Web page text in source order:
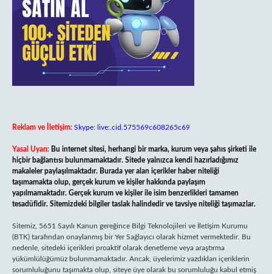
Reklam ve İletişim: Skype: live:.cid.575569c608265c69
Yasal Uyarı: Bu internet sitesi, herhangi bir marka, kurum veya şahıs şirketi ile
hiçbir bağlantısı bulunmamaktadır. Sitede yalnızca kendi hazırladığımız
makaleler paylaşılmaktadır. Burada yer alan içerikler haber niteliği
taşımamakta olup, gerçek kurum ve kişiler hakkında paylaşım
yapılmamaktadır. Gerçek kurum ve kişiler ile isim benzerlikleri tamamen
tesadüfidir. Sitemizdeki bilgiler taslak halindedir ve tavsiye niteliği taşımazlar.
Sitemiz, 5651 Sayılı Kanun gereğince Bilgi Teknolojileri ve İletişim Kurumu
(BTK) tarafından onaylanmış bir Yer Sağlayıcı olarak hizmet vermektedir. Bu
nedenle, sitedeki içerikleri proaktif olarak denetleme veya araştırma
yükümlülüğümüz bulunmamaktadır. Ancak, üyelerimiz yazdıkları içeriklerin
sorumluluğunu taşımakta olup, siteye üye olarak bu sorumluluğu kabul etmiş